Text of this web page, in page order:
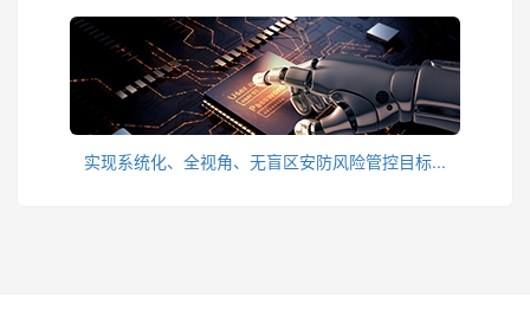
实现系统化、全视角、无盲区安防风险管控目标...